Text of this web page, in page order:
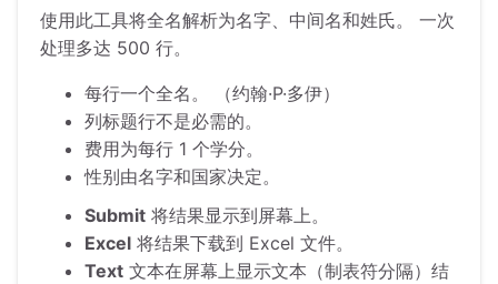
使用此工具将全名解析为名字、中间名和姓氏。 一次
处理多达 500 行。
每行一个全名。 （约翰·P·多伊）
列标题行不是必需的。
费用为每行 1 个学分。
性别由名字和国家决定。
Submit 将结果显示到屏幕上。
Excel 将结果下载到 Excel 文件。
Text 文本在屏幕上显示文本（制表符分隔）结